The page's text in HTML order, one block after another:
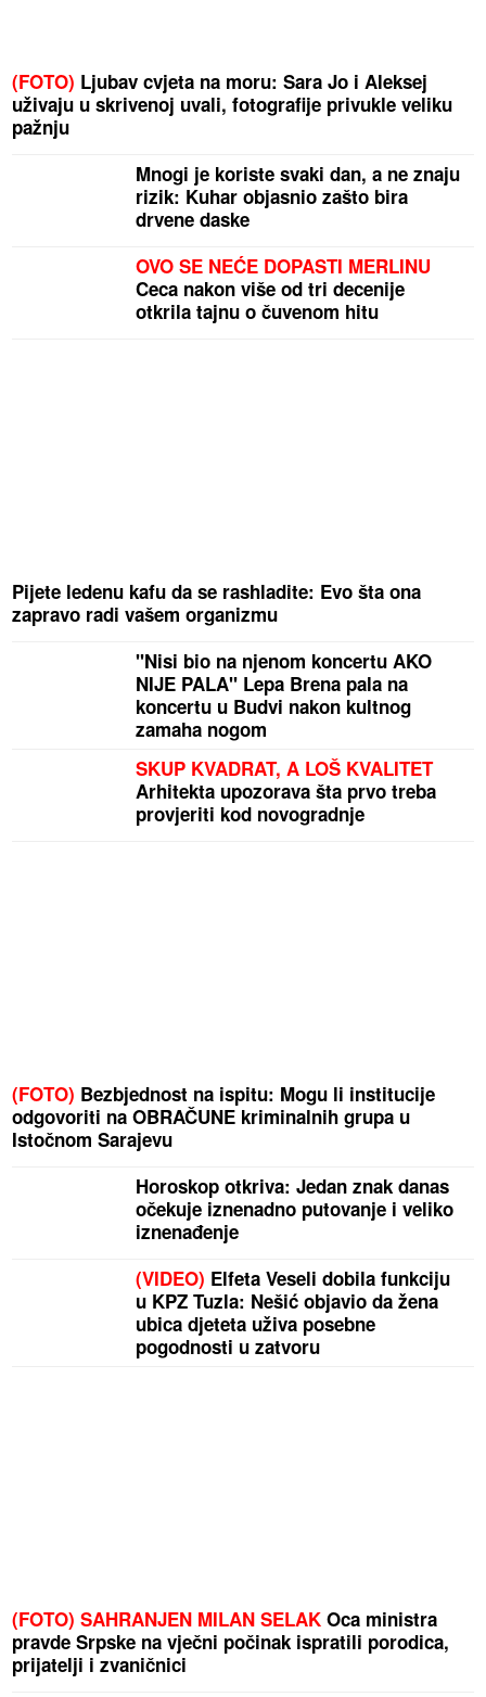
(FOTO) Ljubav cvjeta na moru: Sara Jo i Aleksej
uživaju u skrivenoj uvali, fotografije privukle veliku
pažnju
Mnogi je koriste svaki dan, a ne znaju
rizik: Kuhar objasnio zašto bira
drvene daske
OVO SE NEĆE DOPASTI MERLINU
Ceca nakon više od tri decenije
otkrila tajnu o čuvenom hitu
Pijete ledenu kafu da se rashladite: Evo šta ona
zapravo radi vašem organizmu
"Nisi bio na njenom koncertu AKO
NIJE PALA" Lepa Brena pala na
koncertu u Budvi nakon kultnog
zamaha nogom
SKUP KVADRAT, A LOŠ KVALITET
Arhitekta upozorava šta prvo treba
provjeriti kod novogradnje
(FOTO) Bezbjednost na ispitu: Mogu li institucije
odgovoriti na OBRAČUNE kriminalnih grupa u
Istočnom Sarajevu
Horoskop otkriva: Jedan znak danas
očekuje iznenadno putovanje i veliko
iznenađenje
(VIDEO) Elfeta Veseli dobila funkciju
u KPZ Tuzla: Nešić objavio da žena
ubica djeteta uživa posebne
pogodnosti u zatvoru
(FOTO) SAHRANJEN MILAN SELAK Oca ministra
pravde Srpske na vječni počinak ispratili porodica,
prijatelji i zvaničnici